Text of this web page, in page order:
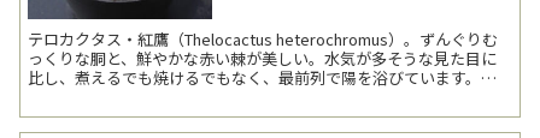
テロカクタス・紅鷹（Thelocactus heterochromus）。ずんぐりむ
っくりな胴と、鮮やかな赤い棘が美しい。水気が多そうな見た目に
比し、煮えるでも焼けるでもなく、最前列で陽を浴びています。丈